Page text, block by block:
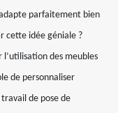
parfaitement bien
cette idée géniale ?
l’utilisation des meubles
de personnaliser
de pose de